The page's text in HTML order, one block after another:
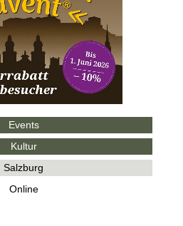
Events
Kultur
Salzburg
Online